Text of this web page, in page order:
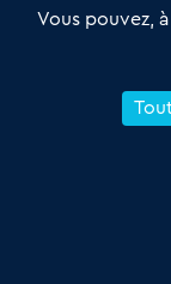
Petitscommerces
proximité et des
Reprendre un
Vous pouvez,